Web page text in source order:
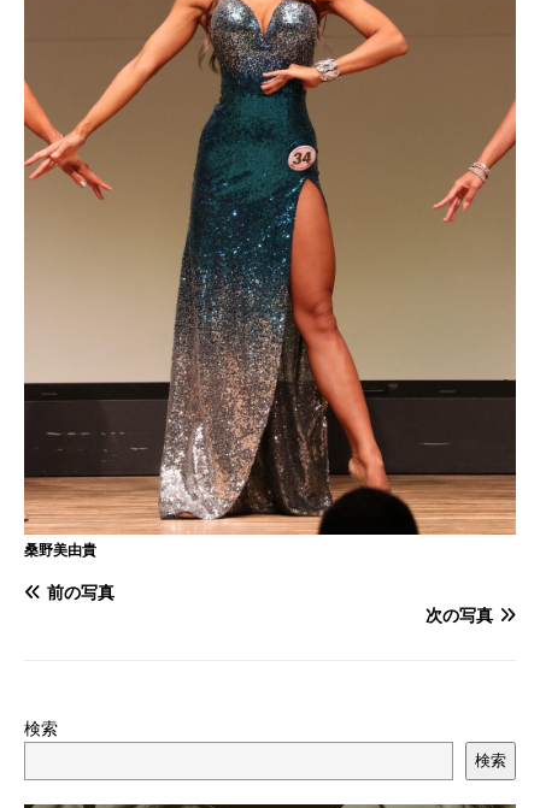
桑野美由貴
前の写真
次の写真
検索
検索